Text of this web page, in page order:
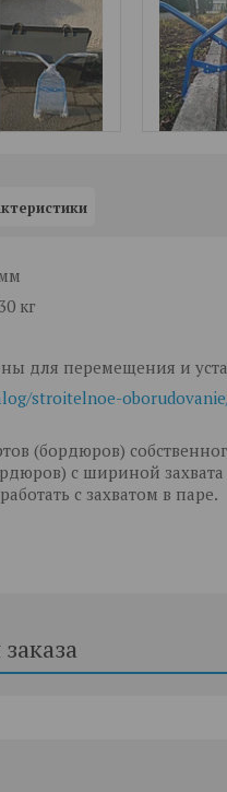
кг
для перемещения и
stroitelnoe-
(бордюров)
с шириной
с захватом в паре.